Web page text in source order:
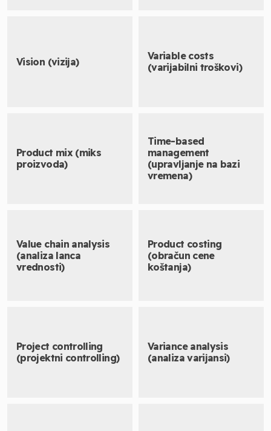
Vision (vizija)
Variable costs
(varijabilni troškovi)
Product mix (miks
proizvoda)
Time-based
management
(upravljanje na bazi
vremena)
Value chain analysis
(analiza lanca
vrednosti)
Product costing
(obračun cene
koštanja)
Project controlling
(projektni controlling)
Variance analysis
(analiza varijansi)